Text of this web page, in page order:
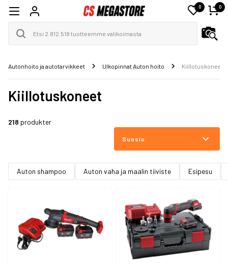
0 0
Autonhoito ja autotarvikkeet Ulkopinnat Auton hoito Kiillotuskoneet
Kiillotuskoneet
218 produkter
Suosio
Auton shampoo Auton vaha ja maalin tiiviste Esipesu